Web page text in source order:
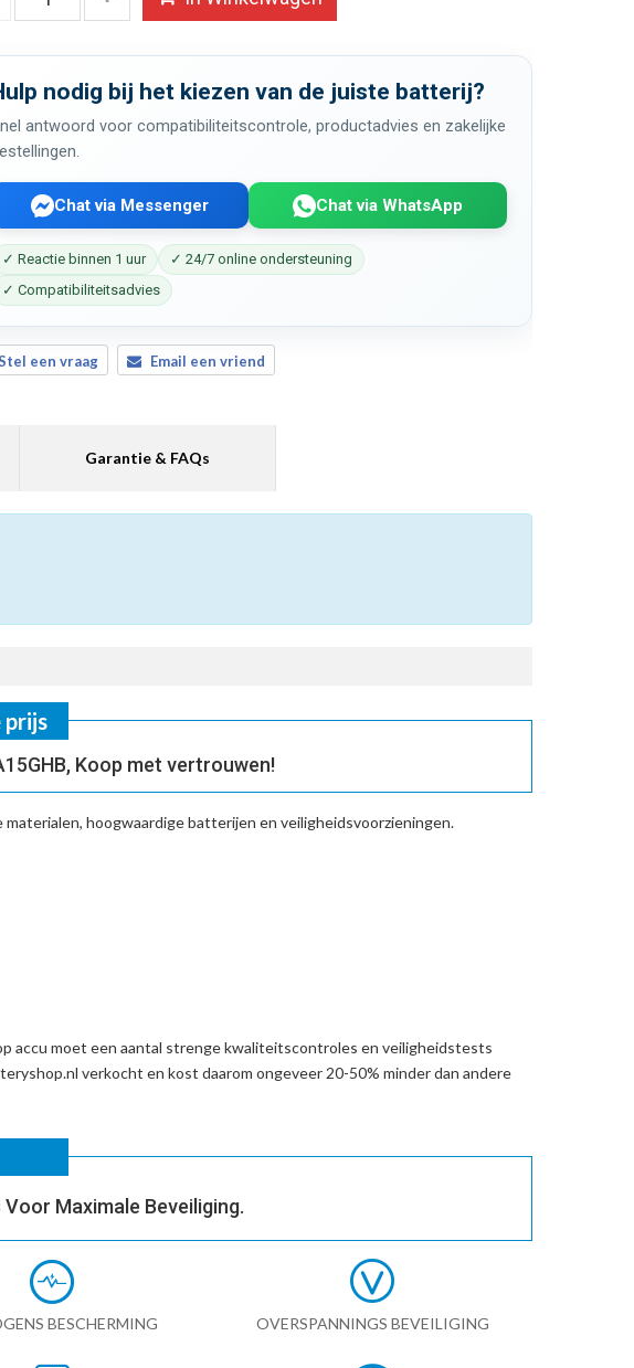
nodig bij het kiezen van de juiste batterij?
antwoord voor compatibiliteitscontrole, productadvies en zakelijke
Chat via Messenger Chat via WhatsApp
✓ Reactie binnen 1 uur
✓ 24/7 online ondersteuning
✓ Compatibiliteitsadvies
een vraag Email een vriend
Garantie & FAQs
prijs
Koop met vertrouwen!
materialen, hoogwaardige batterijen en veiligheidsvoorzieningen.
accu moet een aantal strenge kwaliteitscontroles en veiligheidstests
verkocht en kost daarom ongeveer 20-50% minder dan andere
Maximale Beveiliging.
BESCHERMING OVERSPANNINGS BEVEILIGING